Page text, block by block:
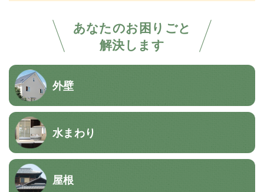
あなたのお困りごと
解決します
外壁
水まわり
屋根